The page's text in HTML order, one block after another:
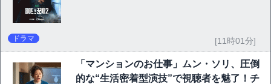
ドラマ [11時01分]
「マンションのお仕事」ムン・ソリ、圧倒
的な“生活密着型演技”で視聴者を魅了！チ